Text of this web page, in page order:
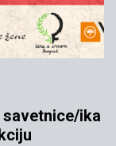
savetnice/ika